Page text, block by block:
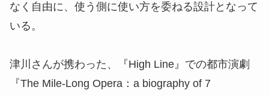
なく自由に、使う側に使い方を委ねる設計となって
いる。
津川さんが携わった、『High Line』での都市演劇
『The Mile-Long Opera：a biography of 7